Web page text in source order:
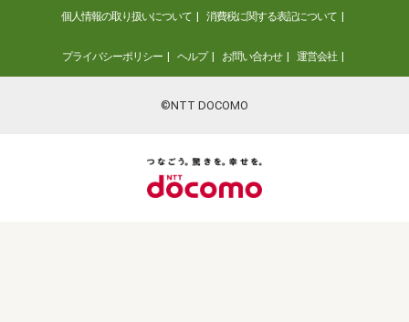
個人情報の取り扱いについて 消費税に関する表記について
プライバシーポリシー ヘルプ お問い合わせ 運営会社
©NTT DOCOMO